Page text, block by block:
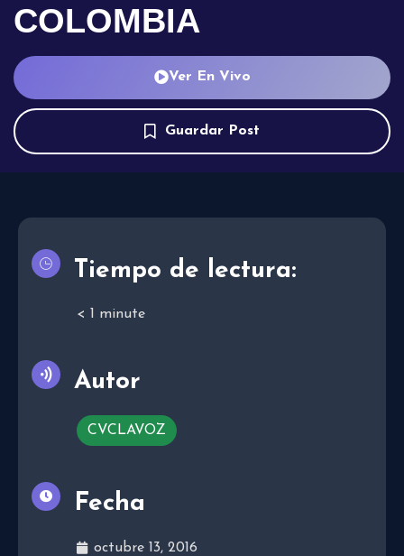
COLOMBIA
Ver En Vivo
Guardar Post
Tiempo de lectura:
< 1 minute
Autor
CVCLAVOZ
Fecha
octubre 13, 2016